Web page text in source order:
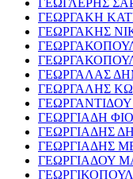
ΓΕΩΓΛΕΡΗΣ
ΓΕΩΡΓΑΚΗ
ΓΕΩΡΓΑΚΗΣ
ΓΕΩΡΓΑΛΑΣ
ΓΕΩΡΓΑΛΗΣ
ΓΕΩΡΓΙΑΔΗ
ΓΕΩΡΓΙΑΔΗΣ
ΓΕΩΡΓΙΑΔΗΣ
ΓΕΩΡΓΙΑΔΟΥ